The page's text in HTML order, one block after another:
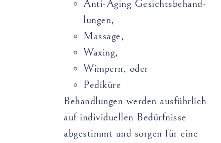
Anti-Aging Gesichts­­­­behand­­
lungen,
Massage,
Waxing,
Wimpern, oder
Pediküre
Behandlungen werden ausführlich
auf individuellen Bedürfnisse
abgestimmt und sorgen für eine